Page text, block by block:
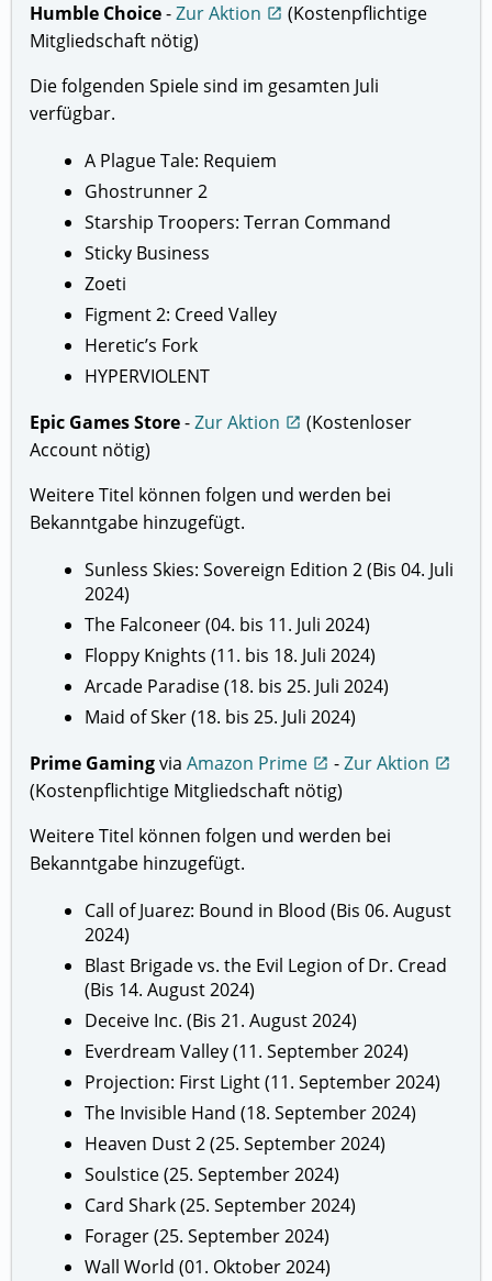
Humble Choice-Zur Aktion open_in_new (Kostenpflichtige
Mitgliedschaft nötig)
Die folgenden Spiele sind im gesamten Juli
verfügbar.
A Plague Tale: Requiem
Ghostrunner 2
Starship Troopers: Terran Command
Sticky Business
Zoeti
Figment 2: Creed Valley
Heretic’s Fork
HYPERVIOLENT
Epic Games Store-Zur Aktion open_in_new (Kostenloser
Account nötig)
Weitere Titel können folgen und werden bei
Bekanntgabe hinzugefügt.
Sunless Skies: Sovereign Edition 2 (Bis 04. Juli
2024)
The Falconeer (04. bis 11. Juli 2024)
Floppy Knights (11. bis 18. Juli 2024)
Arcade Paradise (18. bis 25. Juli 2024)
Maid of Sker (18. bis 25. Juli 2024)
Prime GamingviaAmazon Prime open_in_new -Zur Aktion open_in_new
(Kostenpflichtige Mitgliedschaft nötig)
Weitere Titel können folgen und werden bei
Bekanntgabe hinzugefügt.
Call of Juarez: Bound in Blood (Bis 06. August
2024)
Blast Brigade vs. the Evil Legion of Dr. Cread
(Bis 14. August 2024)
Deceive Inc. (Bis 21. August 2024)
Everdream Valley (11. September 2024)
Projection: First Light (11. September 2024)
The Invisible Hand (18. September 2024)
Heaven Dust 2 (25. September 2024)
Soulstice (25. September 2024)
Card Shark (25. September 2024)
Forager (25. September 2024)
Wall World (01. Oktober 2024)